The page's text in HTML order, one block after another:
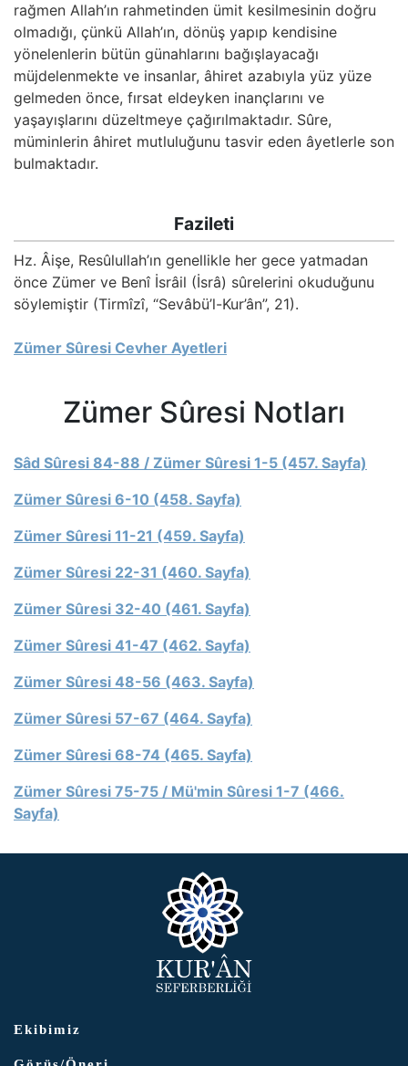
rağmen Allah’ın rahmetinden ümit kesilmesinin doğru
olmadığı, çünkü Allah’ın, dönüş yapıp kendisine
yönelenlerin bütün günahlarını bağışlayacağı
müjdelenmekte ve insanlar, âhiret azabıyla yüz yüze
gelmeden önce, fırsat eldeyken inançlarını ve
yaşayışlarını düzeltmeye çağırılmaktadır. Sûre,
müminlerin âhiret mutluluğunu tasvir eden âyetlerle son
bulmaktadır.
Fazileti
Hz. Âişe, Resûlullah’ın genellikle her gece yatmadan
önce Zümer ve Benî İsrâil (İsrâ) sûrelerini okuduğunu
söylemiştir (Tirmîzî, “Sevâbü’l-Kur’ân”, 21).
Zümer Sûresi Cevher Ayetleri
Zümer Sûresi Notları
Sâd Sûresi 84-88 / Zümer Sûresi 1-5 (457. Sayfa)
Zümer Sûresi 6-10 (458. Sayfa)
Zümer Sûresi 11-21 (459. Sayfa)
Zümer Sûresi 22-31 (460. Sayfa)
Zümer Sûresi 32-40 (461. Sayfa)
Zümer Sûresi 41-47 (462. Sayfa)
Zümer Sûresi 48-56 (463. Sayfa)
Zümer Sûresi 57-67 (464. Sayfa)
Zümer Sûresi 68-74 (465. Sayfa)
Zümer Sûresi 75-75 / Mü'min Sûresi 1-7 (466.
Sayfa)
Ekibimiz